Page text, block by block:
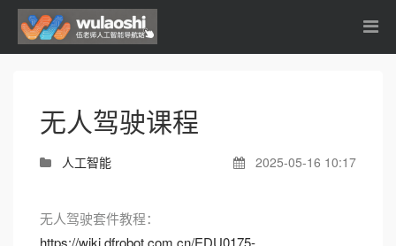
无人驾驶课程
人工智能 2025-05-16 10:17
无人驾驶套件教程：
https://wiki.dfrobot.com.cn/EDU0175-